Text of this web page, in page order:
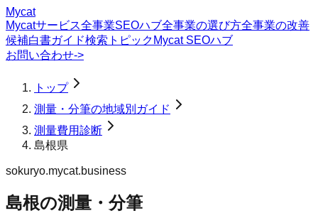
Mycat
Mycatサービス全事業SEOハブ全事業の選び方全事業の改善
候補白書ガイド検索トピック Mycat SEOハブ
お問い合わせ->
トップ
測量・分筆の地域別ガイド
測量費用診断
島根県
sokuryo.mycat.business
島根の測量・分筆